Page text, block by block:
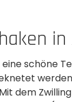
schöne
dem